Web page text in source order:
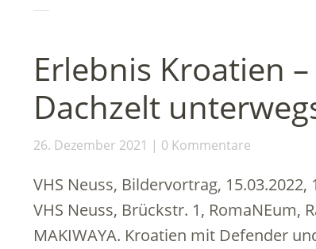
Erlebnis Kroatien
Dachzelt
26. Dezember 2021 0 Kommentare
VHS Neuss, Bildervortrag,
VHS Neuss, Brückstr. 1, RomaNEum,
MAKIWAYA. Kroatien mit Defender